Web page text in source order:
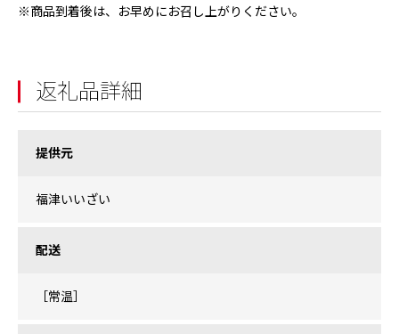
※商品到着後は、お早めにお召し上がりください。
返礼品詳細
提供元
福津いいざい
配送
［常温］